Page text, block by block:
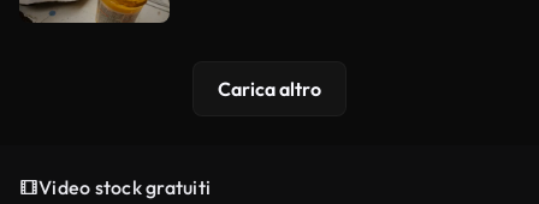
Carica altro
Video stock gratuiti